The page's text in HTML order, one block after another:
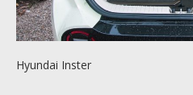
Hyundai Inster